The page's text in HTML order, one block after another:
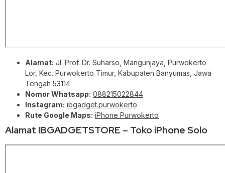
Alamat: Jl. Prof. Dr. Suharso, Mangunjaya, Purwokerto
Lor, Kec. Purwokerto Timur, Kabupaten Banyumas, Jawa
Tengah 53114
Nomor Whatsapp: 088215022844
Instagram: ibgadget.purwokerto
Rute Google Maps: iPhone Purwokerto
Alamat IBGADGETSTORE – Toko iPhone Solo